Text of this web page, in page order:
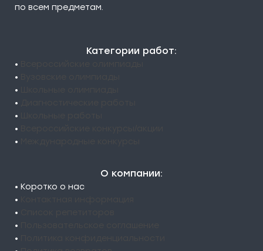
по всем предметам.
Категории работ:
•
•
•
•
•
•
•
О компании:
• Коротко о нас
•
•
•
•